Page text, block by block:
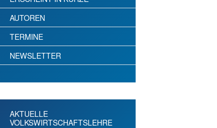
AUTOREN
TERMINE
NEWSLETTER
AKTUELLE
VOLKSWIRTSCHAFTSLEHRE